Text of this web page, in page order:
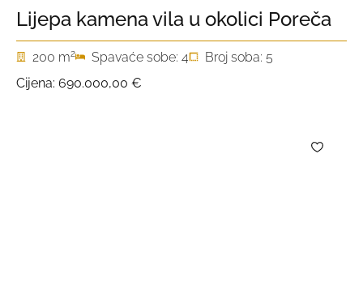
Lijepa kamena vila u okolici Poreča
200 m2 Spavaće sobe: 4
Broj soba: 5
Cijena: 690.000,00 €